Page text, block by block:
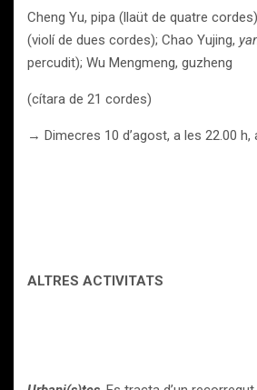
Cheng Yu, pipa (llaüt de quatre
(violí de dues cordes); Chao Yujing,
percudit); Wu Mengmeng, guzheng
(cítara de 21 cordes)
→ Dimecres 10 d’agost, a les 22.00 h,
ALTRES ACTIVITATS